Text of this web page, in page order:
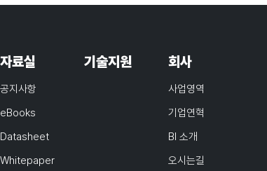
자료실
공지사항
eBooks
Datasheet
Whitepaper
기술지원 회사
사업영역
기업연혁
BI 소개
오시는길